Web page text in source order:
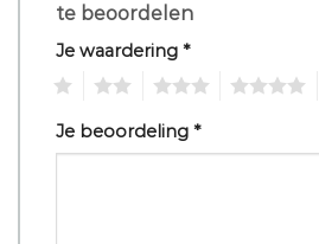
te beoordelen
Je waardering *
Je beoordeling *